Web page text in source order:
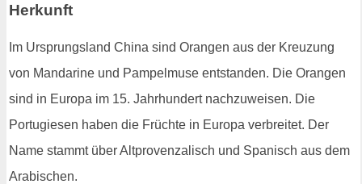
Herkunft
Im Ursprungsland China sind Orangen aus der Kreuzung
von Mandarine und Pampelmuse entstanden. Die Orangen
sind in Europa im 15. Jahrhundert nachzuweisen. Die
Portugiesen haben die Früchte in Europa verbreitet. Der
Name stammt über Altprovenzalisch und Spanisch aus dem
Arabischen.